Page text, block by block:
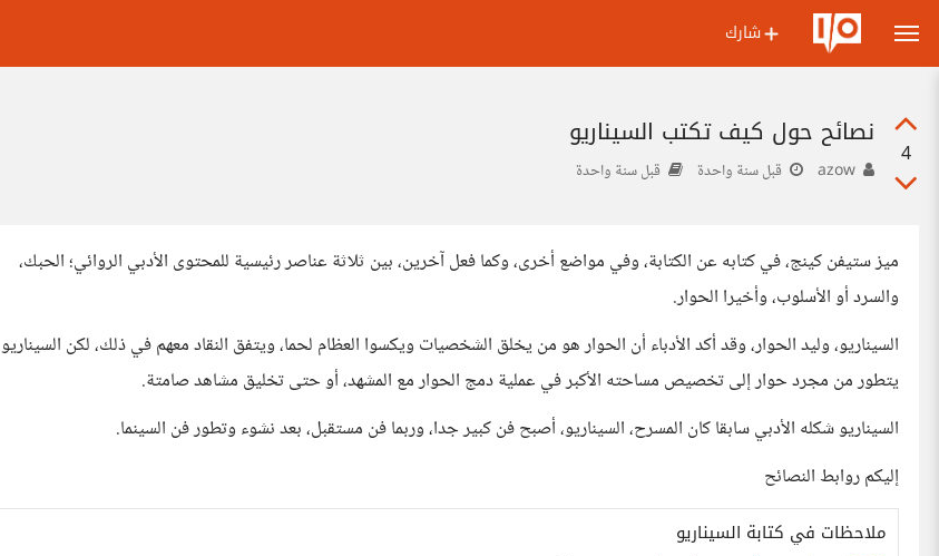
شارك
4
نصائح حول كيف تكتب السيناريو
قبل سنة واحدة قبل سنة واحدة
ميز ستيفن كينج، في كتابه عن الكتابة، وفي مواضع أخرى، وكما فعل آخرين، بين ثلاثة عناصر رئيسية للمحتوى الأدبي الروائي؛ الحبك،
والسرد أو الأسلوب، وأخيرا الحوار.
السيناريو، وليد الحوار، وقد أكد الأدباء أن الحوار هو من يخلق الشخصيات ويكسوا العظام لحما، ويتفق النقاد معهم في ذلك، لكن السيناريو
يتطور من مجرد حوار إلى تخصيص مساحته الأكبر في عملية دمج الحوار مع المشهد، أو حتى تخليق مشاهد صامتة.
السيناريو شكله الأدبي سابقا كان المسرح، السيناريو، أصبح فن كبير جدا، وربما فن مستقبل، بعد نشوء وتطور فن السينما.
إليكم روابط النصائح
ملاحظات في كتابة السيناريو